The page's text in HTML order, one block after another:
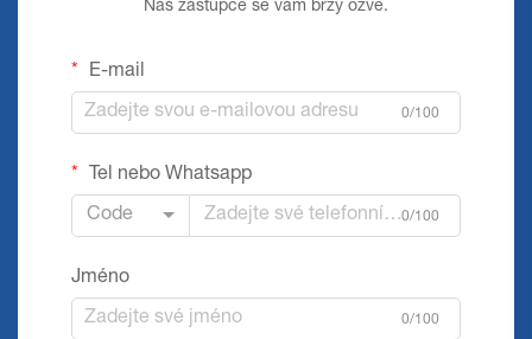
Náš zástupce se vám brzy ozve.
E-mail
0/100
Tel nebo Whatsapp
Code 0/100
Jméno
0/100